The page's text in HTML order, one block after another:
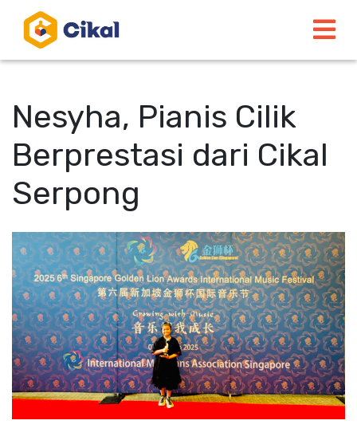
Nesyha, Pianis Cilik
Berprestasi dari Cikal
Serpong